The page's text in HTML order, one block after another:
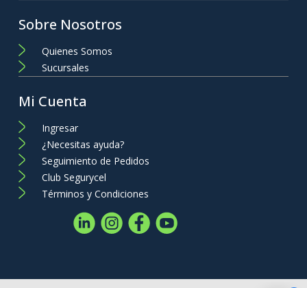
Sobre Nosotros
Quienes Somos
Sucursales
Mi Cuenta
Ingresar
¿Necesitas ayuda?
Seguimiento de Pedidos
Club Segurycel
Términos y Condiciones